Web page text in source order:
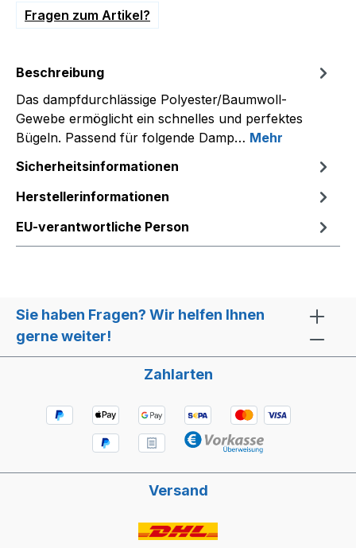
Fragen zum Artikel?
Beschreibung
Das dampfdurchlässige Polyester/Baumwoll-
Gewebe ermöglicht ein schnelles und perfektes
Bügeln. Passend für folgende Damp… Mehr
Sicherheitsinformationen
Herstellerinformationen
EU-verantwortliche Person
Sie haben Fragen? Wir helfen Ihnen
gerne weiter!
Zahlarten
Versand